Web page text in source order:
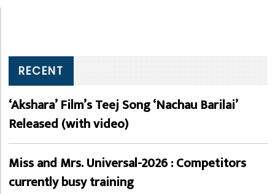
RECENT
‘Akshara’ Film’s Teej Song ‘Nachau Barilai’
Released (with video)
Miss and Mrs. Universal-2026 : Competitors
currently busy training